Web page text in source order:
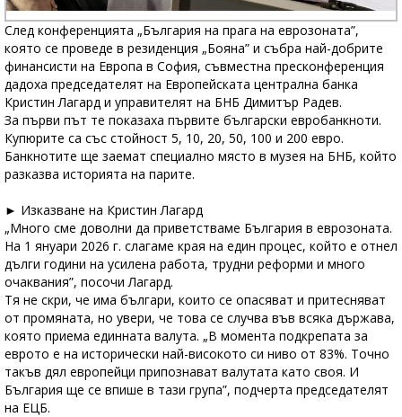
След конференцията „България на прага на еврозоната”,
която се проведе в резиденция „Бояна” и събра най-добрите
финансисти на Европа в София, съвместна пресконференция
дадоха председателят на Европейската централна банка
Кристин Лагард и управителят на БНБ Димитър Радев.
За първи път те показаха първите български евробанкноти.
Купюрите са със стойност 5, 10, 20, 50, 100 и 200 евро.
Банкнотите ще заемат специално място в музея на БНБ, който
разказва историята на парите.
► Изказване на Кристин Лагард
„Много сме доволни да приветстваме България в еврозоната.
На 1 януари 2026 г. слагаме края на един процес, който е отнел
дълги години на усилена работа, трудни реформи и много
очаквания”, посочи Лагард.
Тя не скри, че има българи, които се опасяват и притесняват
от промяната, но увери, че това се случва във всяка държава,
която приема единната валута. „В момента подкрепата за
еврото е на исторически най-високото си ниво от 83%. Точно
такъв дял европейци припознават валутата като своя. И
България ще се впише в тази група”, подчерта председателят
на ЕЦБ.